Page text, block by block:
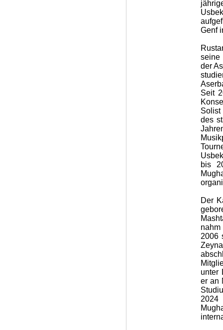
Genf
seine
der
Seit
des
bis
Der
nahm
2006
unter
er an
2024